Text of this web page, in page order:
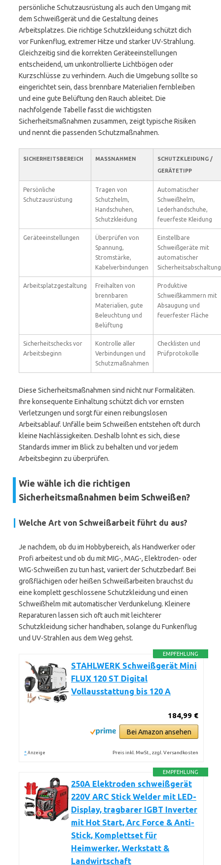
persönliche Schutzausrüstung als auch den Umgang mit
dem Schweißgerät und die Gestaltung deines
Arbeitsplatzes. Die richtige Schutzkleidung schützt dich
vor Funkenflug, extremer Hitze und starker UV-Strahlung.
Gleichzeitig sind die korrekten Geräteeinstellungen
entscheidend, um unkontrollierte Lichtbögen oder
Kurzschlüsse zu verhindern. Auch die Umgebung sollte so
eingerichtet sein, dass brennbare Materialien fernbleiben
und eine gute Belüftung den Rauch ableitet. Die
nachfolgende Tabelle fasst die wichtigsten
Sicherheitsmaßnahmen zusammen, zeigt typische Risiken
und nennt die passenden Schutzmaßnahmen.
SICHERHEITSBEREICH MASSNAHMEN
SCHUTZKLEIDUNG /
GERÄTETIPP
Persönliche
Schutzausrüstung
Tragen von
Schutzhelm,
Handschuhen,
Schutzkleidung
Automatischer
Schweißhelm,
Lederhandschuhe,
feuerfeste Kleidung
Geräteeinstellungen
Überprüfen von
Spannung,
Stromstärke,
Kabelverbindungen
Einstellbare
Schweißgeräte mit
automatischer
Sicherheitsabschaltung
Arbeitsplatzgestaltung
Freihalten von
brennbaren
Materialien, gute
Beleuchtung und
Belüftung
Produktive
Schweißkammern mit
Absaugung und
feuerfester Fläche
Sicherheitschecks vor
Arbeitsbeginn
Kontrolle aller
Verbindungen und
Schutzmaßnahmen
Checklisten und
Prüfprotokolle
Diese Sicherheitsmaßnahmen sind nicht nur Formalitäten.
Ihre konsequente Einhaltung schützt dich vor ernsten
Verletzungen und sorgt für einen reibungslosen
Arbeitsablauf. Unfälle beim Schweißen entstehen oft durch
kleine Nachlässigkeiten. Deshalb lohnt es sich, diese
Standards immer im Blick zu behalten und vor jedem
Arbeitsbeginn zu überprüfen.
Wie wähle ich die richtigen
Sicherheitsmaßnahmen beim Schweißen?
Welche Art von Schweißarbeit führt du aus?
Je nachdem, ob du im Hobbybereich, als Handwerker oder
Profi arbeitest und ob du mit MIG-, MAG-, Elektroden- oder
WIG-Schweißen zu tun hast, variiert der Schutzbedarf. Bei
großflächigen oder heißen Schweißarbeiten brauchst du
eine komplett geschlossene Schutzkleidung und einen
Schweißhelm mit automatischer Verdunkelung. Kleinere
Reparaturen lassen sich oft auch mit leichterer
Schutzkleidung sicher handhaben, solange du Funkenflug
und UV-Strahlen aus dem Weg gehst.
EMPFEHLUNG
STAHLWERK Schweißgerät Mini
FLUX 120 ST Digital
Vollausstattung bis 120 A
184,99 €
Bei Amazon ansehen
* Anzeige Preis inkl. MwSt., zzgl. Versandkosten
EMPFEHLUNG
250A Elektroden schweißgerät
220V ARC Stick Welder mit LED-
Display, tragbarer IGBT Inverter
mit Hot Start, Arc Force & Anti-
Stick, Komplettset für
Heimwerker, Werkstatt &
Landwirtschaft